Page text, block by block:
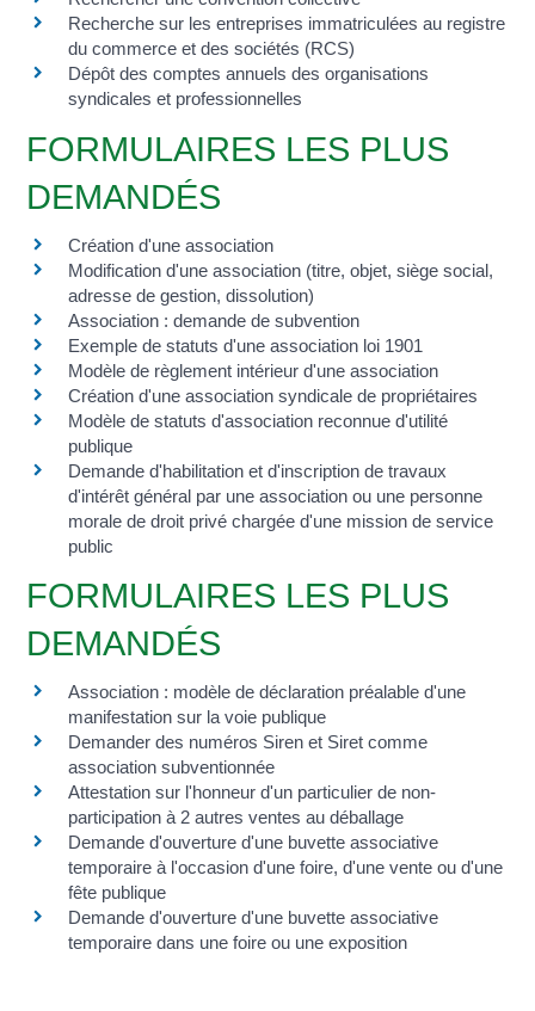
Recherche sur les entreprises immatriculées au registre
du commerce et des sociétés (RCS)
Dépôt des comptes annuels des organisations
syndicales et professionnelles
FORMULAIRES LES PLUS
DEMANDÉS
Création d'une association
Modification d'une association (titre, objet, siège social,
adresse de gestion, dissolution)
Association : demande de subvention
Exemple de statuts d'une association loi 1901
Modèle de règlement intérieur d'une association
Création d'une association syndicale de propriétaires
Modèle de statuts d'association reconnue d'utilité
publique
Demande d'habilitation et d'inscription de travaux
d'intérêt général par une association ou une personne
morale de droit privé chargée d'une mission de service
public
FORMULAIRES LES PLUS
DEMANDÉS
Association : modèle de déclaration préalable d'une
manifestation sur la voie publique
Demander des numéros Siren et Siret comme
association subventionnée
Attestation sur l'honneur d'un particulier de non-
participation à 2 autres ventes au déballage
Demande d'ouverture d'une buvette associative
temporaire à l'occasion d'une foire, d'une vente ou d'une
fête publique
Demande d'ouverture d'une buvette associative
temporaire dans une foire ou une exposition